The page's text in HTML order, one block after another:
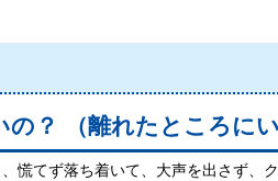
？ （離れたところにい
慌てず落ち着いて、大声を出さず、